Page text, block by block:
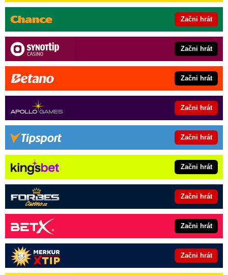
Začni hrát
Začni hrát
Začni hrát
Začni hrát
Začni hrát
Začni hrát
Začni hrát
Začni hrát
Začni hrát